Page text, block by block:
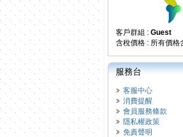
客戶群組 : Guest
含稅價格 : 所有價格
服務台
客服中心
消費提醒
會員服務條款
隱私權政策
免責聲明